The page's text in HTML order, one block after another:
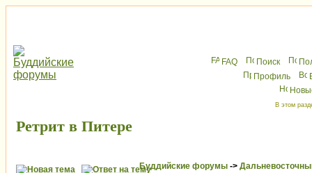
FAQ Поиск
Профиль
В этом
Ретрит в Питере
Буддийские форумы ->